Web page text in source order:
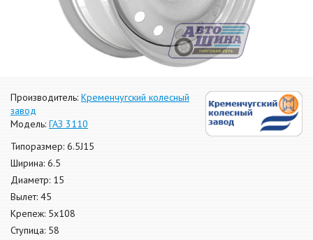
Производитель: Кременчугский колесный
завод
Модель: ГАЗ 3110
Типоразмер: 6.5J15
Ширина: 6.5
Диаметр: 15
Вылет: 45
Крепеж: 5x108
Ступица: 58